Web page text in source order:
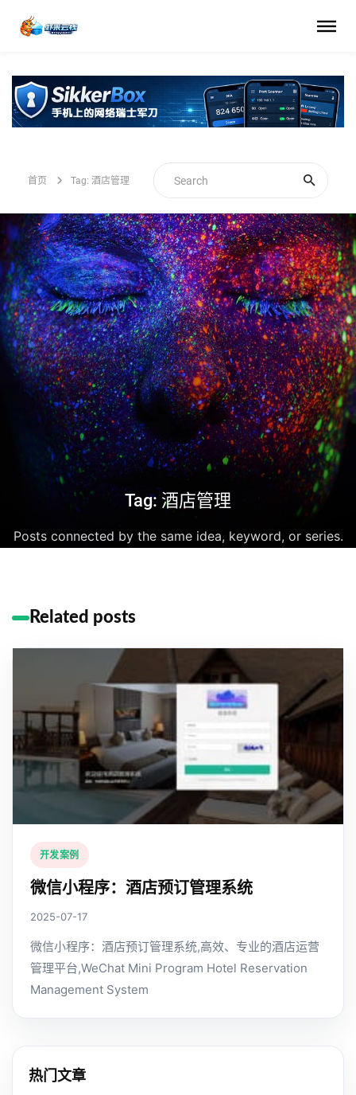
首页 Tag: 酒店管理
Tag: 酒店管理
Posts connected by the same idea, keyword, or series.
Related posts
开发案例
微信小程序：酒店预订管理系统
2025-07-17
微信小程序：酒店预订管理系统,高效、专业的酒店运营
管理平台,WeChat Mini Program Hotel Reservation
Management System
热门文章